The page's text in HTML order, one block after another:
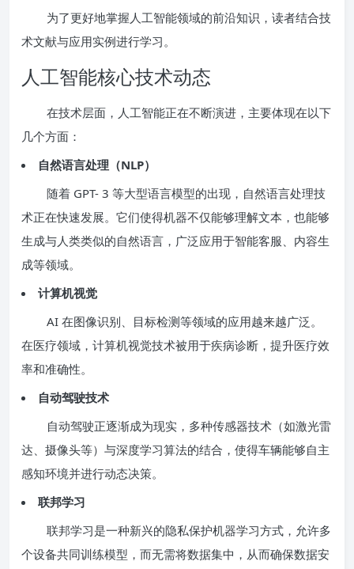
为了更好地掌握人工智能领域的前沿知识，读者结合技
术文献与应用实例进行学习。
人工智能核心技术动态
在技术层面，人工智能正在不断演进，主要体现在以下
几个方面：
自然语言处理（NLP）
随着 GPT- 3 等大型语言模型的出现，自然语言处理技
术正在快速发展。它们使得机器不仅能够理解文本，也能够
生成与人类类似的自然语言，广泛应用于智能客服、内容生
成等领域。
计算机视觉
AI 在图像识别、目标检测等领域的应用越来越广泛。
在医疗领域，计算机视觉技术被用于疾病诊断，提升医疗效
率和准确性。
自动驾驶技术
自动驾驶正逐渐成为现实，多种传感器技术（如激光雷
达、摄像头等）与深度学习算法的结合，使得车辆能够自主
感知环境并进行动态决策。
联邦学习
联邦学习是一种新兴的隐私保护机器学习方式，允许多
个设备共同训练模型，而无需将数据集中，从而确保数据安